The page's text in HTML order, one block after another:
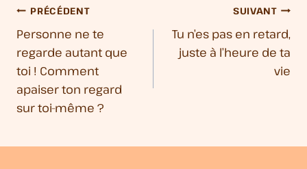
Navigation
de
l’article
PRÉCÉDENT
Personne ne te
regarde autant que
toi ! Comment
apaiser ton regard
sur toi-même ?
SUIVANT
Tu n’es pas en retard,
juste à l’heure de ta
vie